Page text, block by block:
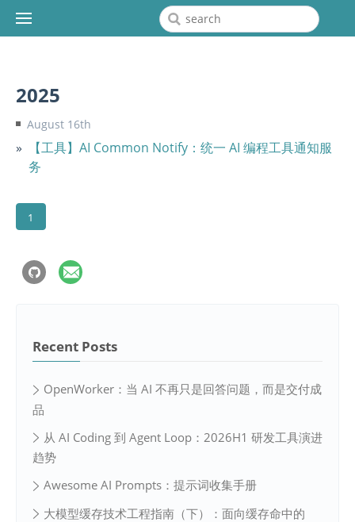
2025
August 16th
【工具】AI Common Notify：统一 AI 编程工具通知服
务
1
Recent Posts
OpenWorker：当 AI 不再只是回答问题，而是交付成
品
从 AI Coding 到 Agent Loop：2026H1 研发工具演进
趋势
Awesome AI Prompts：提示词收集手册
大模型缓存技术工程指南（下）：面向缓存命中的